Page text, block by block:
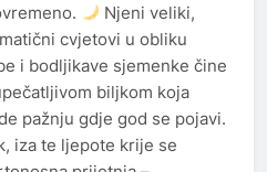
Njeni veliki,
cvjetovi u obliku
i bodljikave sjemenke čine
biljkom koja
pažnju gdje god se pojavi.
iza te ljepote krije se